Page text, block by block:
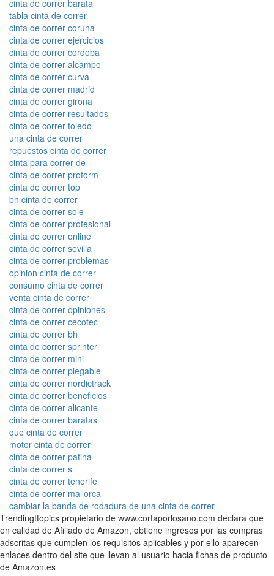
cinta de correr barata
tabla cinta de correr
cinta de correr coruna
cinta de correr ejercicios
cinta de correr cordoba
cinta de correr alcampo
cinta de correr curva
cinta de correr madrid
cinta de correr girona
cinta de correr resultados
cinta de correr toledo
una cinta de correr
repuestos cinta de correr
cinta para correr de
cinta de correr proform
cinta de correr top
bh cinta de correr
cinta de correr sole
cinta de correr profesional
cinta de correr online
cinta de correr sevilla
cinta de correr problemas
opinion cinta de correr
consumo cinta de correr
venta cinta de correr
cinta de correr opiniones
cinta de correr cecotec
cinta de correr bh
cinta de correr sprinter
cinta de correr mini
cinta de correr plegable
cinta de correr nordictrack
cinta de correr beneficios
cinta de correr alicante
cinta de correr baratas
que cinta de correr
motor cinta de correr
cinta de correr patina
cinta de correr s
cinta de correr tenerife
cinta de correr mallorca
cambiar la banda de rodadura de una cinta de correr
Trendingttopics propietario de www.cortaporlosano.com declara que
en calidad de Afiliado de Amazon, obtiene ingresos por las compras
adscritas que cumplen los requisitos aplicables y por ello aparecen
enlaces dentro del site que llevan al usuario hacia fichas de producto
de Amazon.es